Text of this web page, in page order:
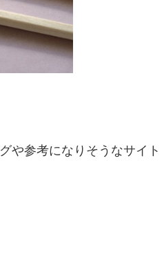
や参考になりそうなサイト